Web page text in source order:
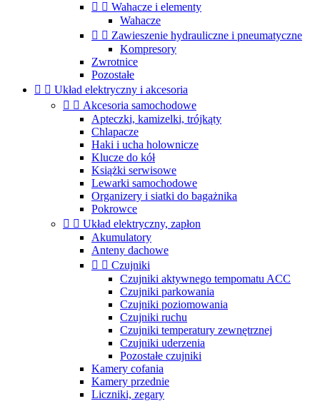
  Wahacze i elementy
Wahacze
  Zawieszenie hydrauliczne i pneumatyczne
Kompresory
Zwrotnice
Pozostałe
  Układ elektryczny i akcesoria
  Akcesoria samochodowe
Apteczki, kamizelki, trójkąty
Chlapacze
Haki i ucha holownicze
Klucze do kół
Książki serwisowe
Lewarki samochodowe
Organizery i siatki do bagażnika
Pokrowce
  Układ elektryczny, zapłon
Akumulatory
Anteny dachowe
  Czujniki
Czujniki aktywnego tempomatu ACC
Czujniki parkowania
Czujniki poziomowania
Czujniki ruchu
Czujniki temperatury zewnętrznej
Czujniki uderzenia
Pozostałe czujniki
Kamery cofania
Kamery przednie
Liczniki, zegary